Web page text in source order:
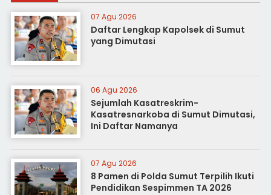
07 Agu 2026
Daftar Lengkap Kapolsek di Sumut
yang Dimutasi
06 Agu 2026
Sejumlah Kasatreskrim-
Kasatresnarkoba di Sumut Dimutasi,
Ini Daftar Namanya
07 Agu 2026
8 Pamen di Polda Sumut Terpilih Ikuti
Pendidikan Sespimmen TA 2026